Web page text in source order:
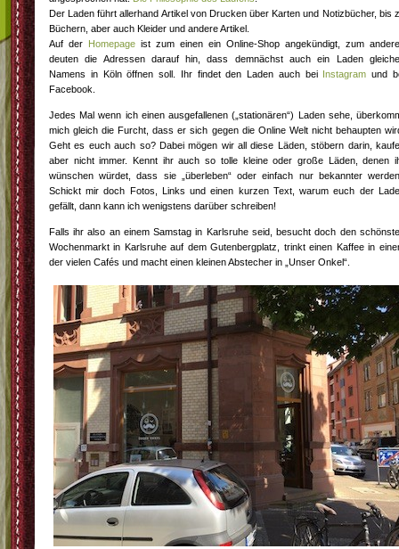
Der Laden führt allerhand Artikel von Drucken über Karten und Notizbücher, bis
Büchern, aber auch Kleider und andere Artikel.
Auf der Homepage ist zum einen ein Online-Shop angekündigt, zum
deuten die Adressen darauf hin, dass demnächst auch ein Laden
Namens in Köln öffnen soll. Ihr findet den Laden auch bei Instagram und
Facebook.
Jedes Mal wenn ich einen ausgefallenen („stationären“) Laden sehe,
mich gleich die Furcht, dass er sich gegen die Online Welt nicht behaupten
Geht es euch auch so? Dabei mögen wir all diese Läden, stöbern darin,
aber nicht immer. Kennt ihr auch so tolle kleine oder große Läden, denen
wünschen würdet, dass sie „überleben“ oder einfach nur bekannter
Schickt mir doch Fotos, Links und einen kurzen Text, warum euch der
gefällt, dann kann ich wenigstens darüber schreiben!
Falls ihr also an einem Samstag in Karlsruhe seid, besucht doch den
Wochenmarkt in Karlsruhe auf dem Gutenbergplatz, trinkt einen Kaffee in
der vielen Cafés und macht einen kleinen Abstecher in „Unser Onkel“.